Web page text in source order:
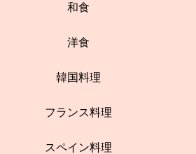
和食
洋食
韓国料理
フランス料理
スペイン料理